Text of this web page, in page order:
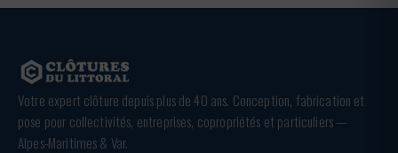
Votre expert clôture depuis plus de 40 ans. Conception, fabrication et
pose pour collectivités, entreprises, copropriétés et particuliers —
Alpes-Maritimes & Var.